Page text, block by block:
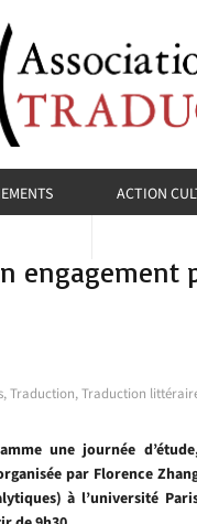
ACTION
,Traduction,Traduction
une journée
par Florence
à l’université